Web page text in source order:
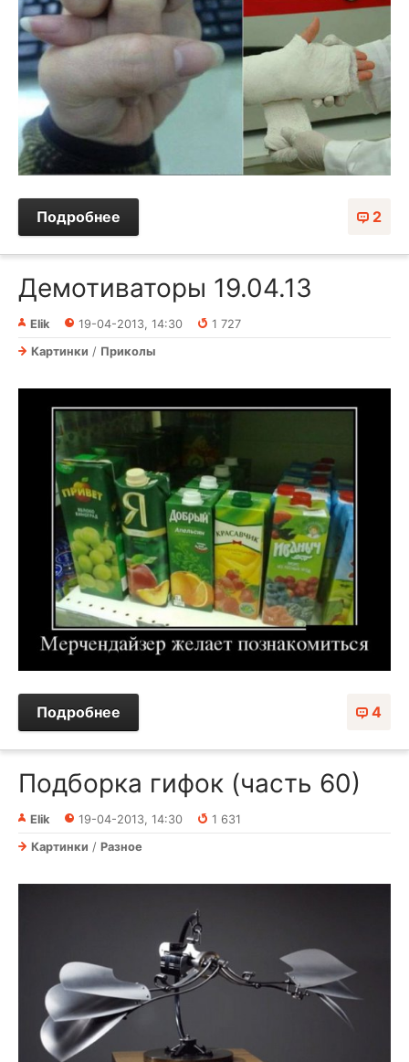
2
Подробнее
Демотиваторы 19.04.13
Elik 19-04-2013, 14:30
1 727
Картинки / Приколы
4
Подробнее
Подборка гифок (часть 60)
Elik 19-04-2013, 14:30
1 631
Картинки / Разное